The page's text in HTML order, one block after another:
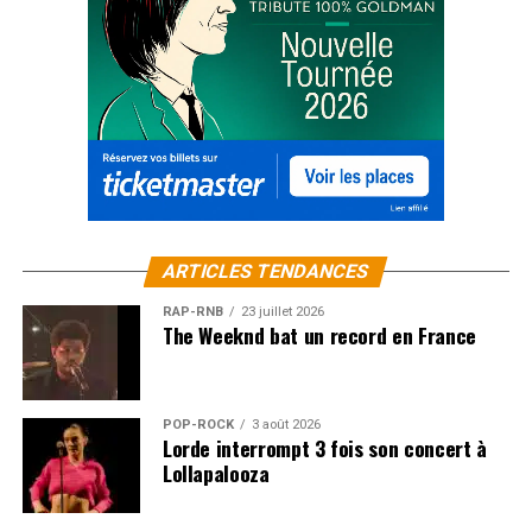
ARTICLES TENDANCES
RAP-RNB 23 juillet 2026
The Weeknd bat un record en France
POP-ROCK 3 août 2026
Lorde interrompt 3 fois son concert à
Lollapalooza